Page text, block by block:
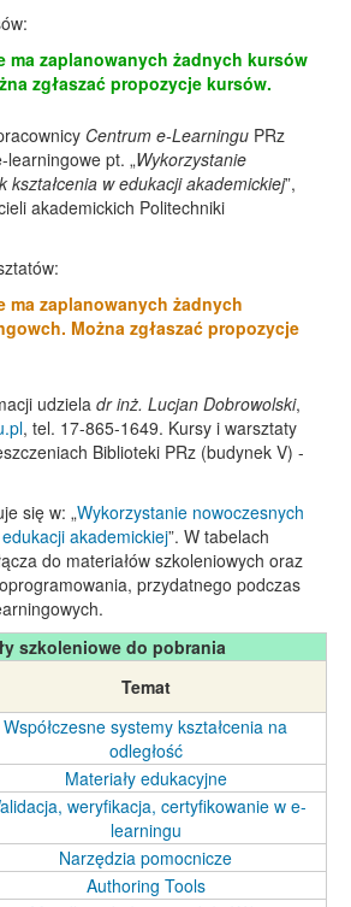
ma zaplanowanych żadnych kursów
zgłaszać propozycje kursów.
Centrum e-Learningu PRz
pt. „Wykorzystanie
kształcenia w edukacji akademickiej”,
akademickich Politechniki
ma zaplanowanych żadnych
Można zgłaszać propozycje
udziela dr inż. Lucjan Dobrowolski,
, tel. 17-865-1649. Kursy i warsztaty
Biblioteki PRz (budynek V) -
się w: „Wykorzystanie nowoczesnych
akademickiej”. W tabelach
do materiałów szkoleniowych oraz
przydatnego podczas
szkoleniowe do pobrania
Temat
Współczesne systemy kształcenia na
odległość
Materiały edukacyjne
weryfikacja, certyfikowanie w e-
learningu
Narzędzia pomocnicze
Authoring Tools